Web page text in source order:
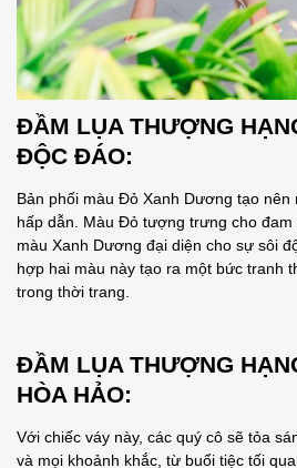
ĐẦM LỤA THƯỢNG
ĐỘC ĐÁO:
Bản phối màu Đỏ Xanh Dương tạo nên
hấp dẫn. Màu Đỏ tượng trưng cho
màu Xanh Dương đại diện cho sự sôi
hợp hai màu này tạo ra một bức tranh
trong thời trang.
ĐẦM LỤA THƯỢNG
HÒA HẢO:
Với chiếc váy này, các quý cô sẽ tỏa
và mọi khoảnh khắc, từ buổi tiệc tối